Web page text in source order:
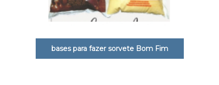
bases para fazer sorvete Bom Fim